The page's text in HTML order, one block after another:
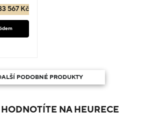
567 Kč
PODOBNÉ PRODUKTY
NA HEURECE